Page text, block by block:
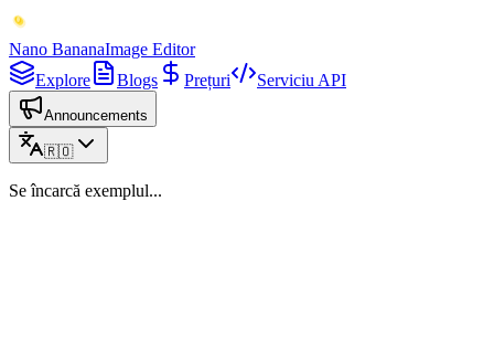
Nano BananaImage Editor
Explore
Blogs Prețuri Serviciu API
Announcements
🇷🇴
Se încarcă exemplul...